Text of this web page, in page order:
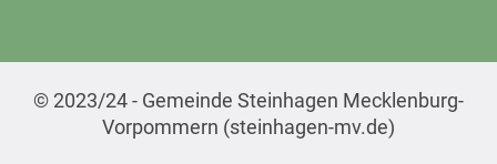
© 2023/24 - Gemeinde Steinhagen Mecklenburg-
Vorpommern (steinhagen-mv.de)